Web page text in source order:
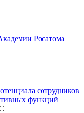
Росатома
сотрудников
функций